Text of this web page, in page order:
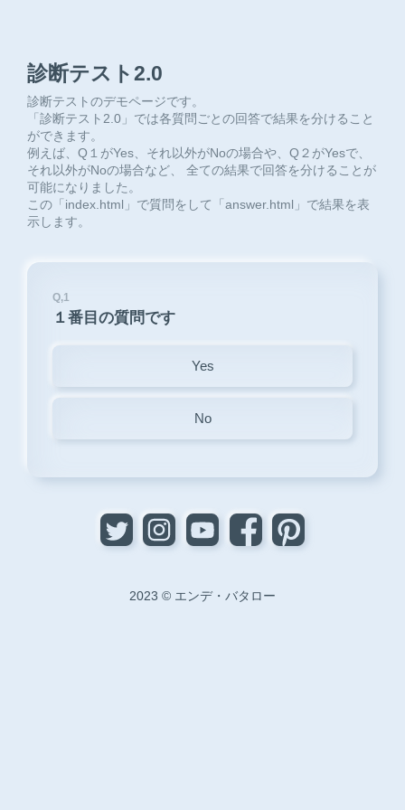
診断テスト2.0
診断テストのデモページです。
「診断テスト2.0」では各質問ごとの回答で結果を分けること
ができます。
例えば、Q１がYes、それ以外がNoの場合や、Q２がYesで、
それ以外がNoの場合など、 全ての結果で回答を分けることが
可能になりました。
この「index.html」で質問をして「answer.html」で結果を表
示します。
Q,1
１番目の質問です
Yes
No
2023 © エンデ・バタロー